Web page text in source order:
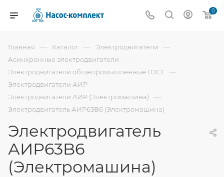
0
Главная — Каталог — Электродвигатели —
Асинхронные электродвигатели —
Электродвигатели общепромышленные ГОСТ —
Электродвигатели АИР —
Электродвигатели АИР (Электромашина) —
Электродвигатель АИР63B6 (Электромашина)
Электродвигатель
АИР63B6
(Электромашина)